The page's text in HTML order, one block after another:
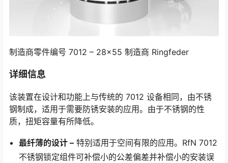
制造商零件编号 7012 – 28×55 制造商 Ringfeder
详细信息
该装置在设计和功能上与传统的 7012 设备相同，由不锈
钢制成，适用于需要防锈安装的应用。由于不锈钢的性
质，扭矩容量有所降低。
最纤薄的设计 – 特别适用于空间有限的应用。RfN 7012
不锈钢锁定组件可补偿小的公差偏差并补偿小的安装误